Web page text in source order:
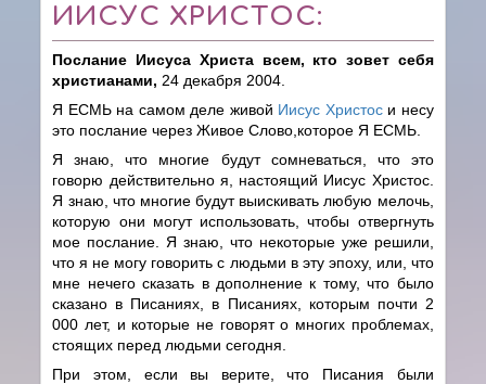
ИИСУС ХРИСТОС:
Послание Иисуса Христа всем, кто зовет себя
христианами, 24 декабря 2004.
Я ЕСМЬ на самом деле живой Иисус Христоси несу
это послание через Живое Слово,которое Я ЕСМЬ.
Я знаю, что многие будут сомневаться, что это
говорю действительно я, настоящий Иисус Христос.
Я знаю, что многие будут выискивать любую мелочь,
которую они могут использовать, чтобы отвергнуть
мое послание. Я знаю, что некоторые уже решили,
что я не могу говорить с людьми в эту эпоху, или, что
мне нечего сказать в дополнение к тому, что было
сказано в Писаниях, в Писаниях, которым почти 2
000 лет, и которые не говорят о многих проблемах,
стоящих перед людьми сегодня.
При этом, если вы верите, что Писания были